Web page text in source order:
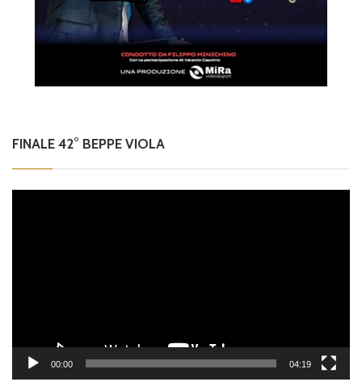
FINALE 42° BEPPE VIOLA
00:00 04:19